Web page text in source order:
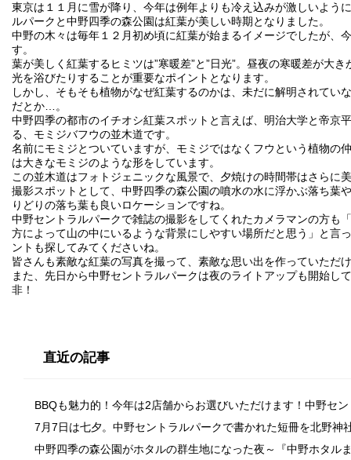
東京は１１月に雪が降り、今年は例年よりも冷え込みが激しいよう
ルパークと中野四季の森公園は紅葉が美しい時期となりました。
中野の木々は毎年１２月初め頃に紅葉が始まるイメージでしたが、
す。
葉が美しく紅葉するヒミツは”寒暖差”と”日光”。昼夜の寒暖差が大
光を浴びたりすることが重要なポイントとなります。
しかし、そもそも植物がなぜ紅葉するのかは、未だに解明されてい
だとか…。
中野四季の都市のイチオシ紅葉スポットと言えば、明治大学と帝京
る、モミジバフウの並木道です。
名前にモミジとついていますが、モミジではなくフウという植物の
は大きなモミジのような形をしています。
この並木道はフォトジェニックな風景で、夕焼けの時間帯はさらに
撮影スポットとして、中野四季の森公園の噴水の水に浮かぶ落ち葉
りどりの落ち葉も良いロケーションですね。
中野セントラルパークで雑誌の撮影をしてくれたカメラマンの方も
方によって山の中にいるような背景にしやすい場所だと思う」と言
ントも探してみてくださいね。
皆さんも素敵な紅葉の写真を撮って、素敵な思い出を作っていただ
また、先日から中野セントラルパークは夜のライトアップも開始し
非！
直近の記事
BBQも魅力的！今年は2店舗からお選びいただけます！中野セ
7月7日は七夕。中野セントラルパークで書かれた短冊を北野神
中野四季の森公園がホタルの群生地になった夜～『中野ホタル